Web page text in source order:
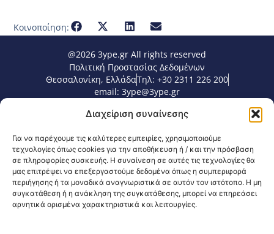
Διαχείριση συναίνεσης
Για να παρέχουμε τις καλύτερες εμπειρίες, χρησιμοποιούμε
τεχνολογίες όπως cookies για την αποθήκευση ή / και την πρόσβαση
σε πληροφορίες συσκευής. Η συναίνεση σε αυτές τις τεχνολογίες θα
μας επιτρέψει να επεξεργαστούμε δεδομένα όπως η συμπεριφορά
περιήγησης ή τα μοναδικά αναγνωριστικά σε αυτόν τον ιστότοπο. Η μη
συγκατάθεση ή η ανάκληση της συγκατάθεσης, μπορεί να επηρεάσει
αρνητικά ορισμένα χαρακτηριστικά και λειτουργίες.
Κοινοποίηση:
@2026 3ype.gr All rights reserved
Πολιτική Προστασίας Δεδομένων
Θεσσαλονίκη, ΕλλάδαΤηλ: +30 2311 226 200
email: 3ype@3ype.gr